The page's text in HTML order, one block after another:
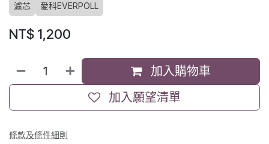
濾芯 愛科EVERPOLL
NT$ 1,200
加入購物車
加入願望清單
條款及條件細則